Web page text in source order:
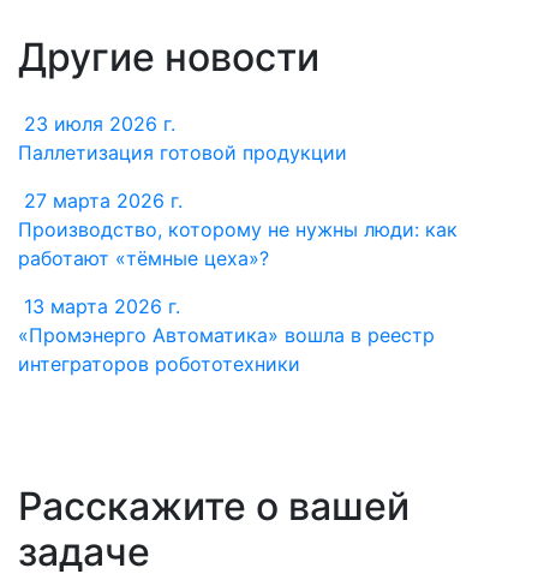
Другие новости
23 июля 2026 г.
Паллетизация готовой продукции
27 марта 2026 г.
Производство, которому не нужны люди: как
работают «тёмные цеха»?
13 марта 2026 г.
«Промэнерго Автоматика» вошла в реестр
интеграторов робототехники
Расскажите о вашей
задаче